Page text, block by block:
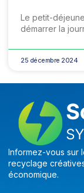
Le petit-
démarrer la
25 décembre 2024
Informez-vous sur
recyclage
économique.